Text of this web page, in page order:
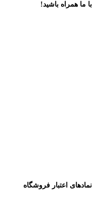
با ما همراه باشید!
نمادهای اعتبار فروشگاه